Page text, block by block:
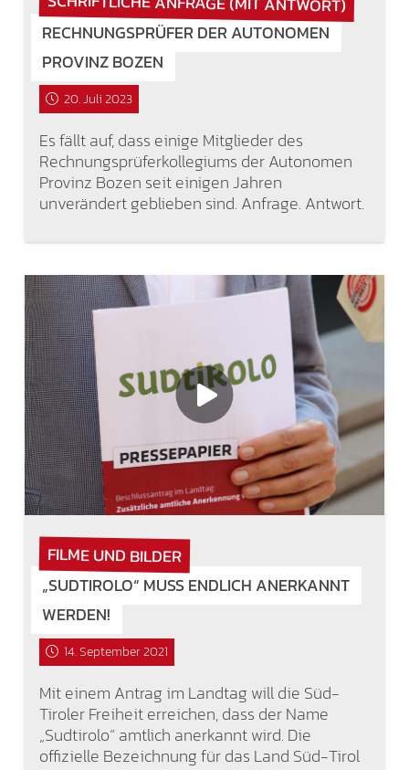
RECHNUNGSPRÜFER DER AUTONOMEN
PROVINZ BOZEN
20. Juli 2023
Es fällt auf, dass einige Mitglieder des
Rechnungsprüferkollegiums der Autonomen
Provinz Bozen seit einigen Jahren
unverändert geblieben sind. Anfrage. Antwort.
FILME UND BILDER
„SUDTIROLO“ MUSS ENDLICH ANERKANNT
WERDEN!
14. September 2021
Mit einem Antrag im Landtag will die Süd-
Tiroler Freiheit erreichen, dass der Name
„Sudtirolo“ amtlich anerkannt wird. Die
offizielle Bezeichnung für das Land Süd-Tirol